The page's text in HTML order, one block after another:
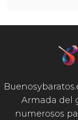
Armada del
numerosos